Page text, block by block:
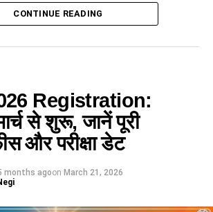
जनभवन के गांधी सभागार में आयोजित शपथ
Anandiben Patel ने नए मंत्रियों को पद एवं
छह नए मंत्रियों ने ली
CONTINUE READING
Registration:
से शुरू, जानें पूरी
और परीक्षा डेट
months agoon March 21, 2026